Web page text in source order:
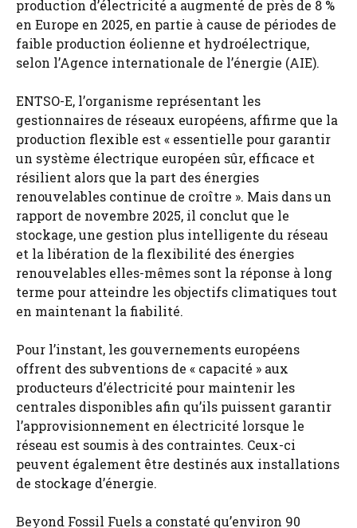
production d’électricité a augmenté de près de 8 %
en Europe en 2025, en partie à cause de périodes de
faible production éolienne et hydroélectrique,
selon l’Agence internationale de l’énergie (AIE).
ENTSO-E, l’organisme représentant les
gestionnaires de réseaux européens, affirme que la
production flexible est « essentielle pour garantir
un système électrique européen sûr, efficace et
résilient alors que la part des énergies
renouvelables continue de croître ». Mais dans un
rapport de novembre 2025, il conclut que le
stockage, une gestion plus intelligente du réseau
et la libération de la flexibilité des énergies
renouvelables elles-mêmes sont la réponse à long
terme pour atteindre les objectifs climatiques tout
en maintenant la fiabilité.
Pour l’instant, les gouvernements européens
offrent des subventions de « capacité » aux
producteurs d’électricité pour maintenir les
centrales disponibles afin qu’ils puissent garantir
l’approvisionnement en électricité lorsque le
réseau est soumis à des contraintes. Ceux-ci
peuvent également être destinés aux installations
de stockage d’énergie.
Beyond Fossil Fuels a constaté qu’environ 90